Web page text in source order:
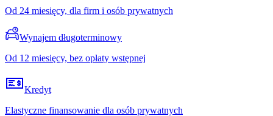
Od 24 miesięcy, dla firm i osób prywatnych
Wynajem długoterminowy
Od 12 miesięcy, bez opłaty wstępnej
Kredyt
Elastyczne finansowanie dla osób prywatnych